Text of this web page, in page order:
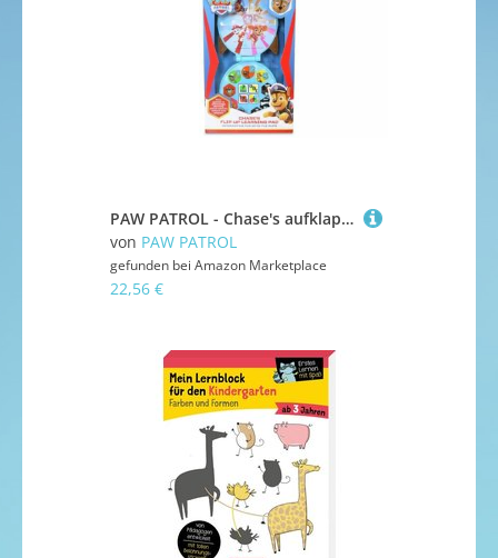
PAW PATROL - Chase's aufklappbares Lernblock-Spielzeug für Kinder – hilft bei der Entwicklung von Farben, Buchstaben und Formen – mit 4 lustigen interaktiven Aktivitäten, ab 18 Monaten
von PAW PATROL
gefunden bei Amazon Marketplace
22,56 €